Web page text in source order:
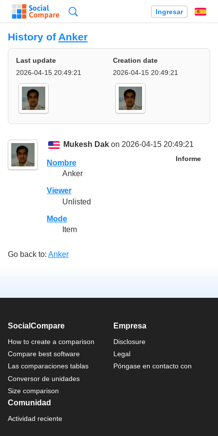
Ingresar
History of Anker
Last update
2026-04-15 20:49:21
Creation date
2026-04-15 20:49:21
Mukesh Dak on 2026-04-15 20:49:21
Informe
Nombre
Anker
Viewer
Unlisted
Mode
Item
Go back to: Anker
SocialCompare
How to create a comparison
Compare best software
Las comparaciones tablas
Conversor de unidades
Size comparison
Empresa
Disclosure
Legal
Póngase en contacto con
Comunidad
Actividad reciente